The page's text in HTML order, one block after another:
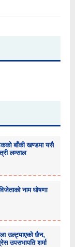
बाँकी खण्डमा यसै
लम्साल
नाम घोषणा
उल्ट्याएको छैन,
उपसभापति शर्मा